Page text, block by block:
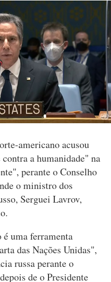
americano acusou
a humanidade" na
perante o Conselho
o ministro dos
Serguei Lavrov,
uma ferramenta
das Nações Unidas",
russa perante o
de o Presidente